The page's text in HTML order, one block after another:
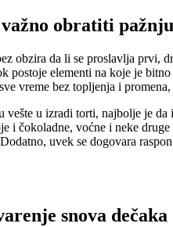
obratiti
obzira da li se proslavlja prvi,
postoje elementi na koje je
vreme bez topljenja i
vešte u izradi torti, najbolje je
i čokoladne, voćne i neke
uvek se dogovara
snova dečaka